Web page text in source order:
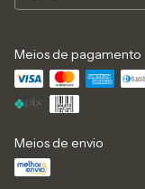
Meios de pagamento
Meios de envio